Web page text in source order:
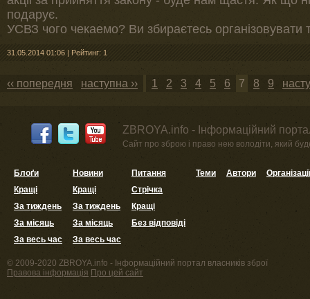
подарує.
УСВЗ чого чекаемо? Ви збираєтесь організовувати
31.05.2014 01:06 | Рейтинг: 1
‹‹ попередня наступна ›› 1 2 3 4 5 6 7 8 9
ZBROYA.info - Інформаційний
Сайт про зброю і право нею володіти, який
Блоґи
Кращі
За тиждень
За місяць
За весь час
Новини
Кращі
За тиждень
За місяць
За весь час
Питання
Стрічка
Кращі
Без відповіді
Теми Автори
© 2009-2020 ZBROYA.info - Інформаційний портал власників зброї
Правова інформація Про цей сайт